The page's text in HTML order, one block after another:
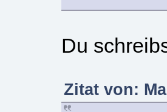
Du
Zitat von: